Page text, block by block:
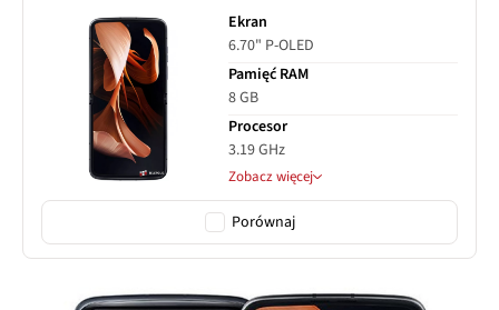
Ekran
6.70" P-OLED
Pamięć RAM
8 GB
Procesor
3.19 GHz
Zobacz więcej
Porównaj